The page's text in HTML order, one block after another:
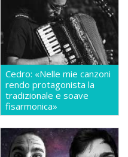
Cedro: «Nelle mie canzoni
rendo protagonista la
tradizionale e soave
fisarmonica»